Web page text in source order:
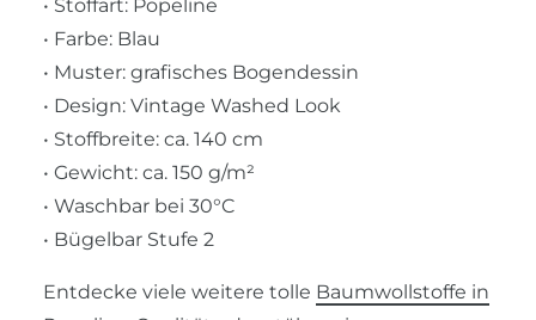
• Stoffart: Popeline
• Farbe: Blau
• Muster: grafisches Bogendessin
• Design: Vintage Washed Look
• Stoffbreite: ca. 140 cm
• Gewicht: ca. 150 g/m²
• Waschbar bei 30°C
• Bügelbar Stufe 2
Entdecke viele weitere tolle Baumwollstoffe in